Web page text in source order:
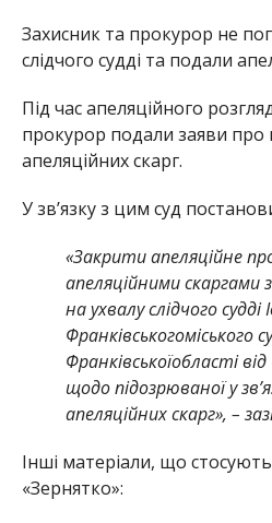
Захисник та прокурор не
слідчого судді та подали
Під час апеляційного
прокурор подали заяви про
апеляційних скарг.
У звʼязку з цим суд
«Закрити апеляційне
апеляційними скаргами
на ухвалу слідчого судді
Франківськогоміського
Франківськоїобласті
щодо підозрюваної у
апеляційних скарг», –
Інші матеріали, що
«Зернятко»: